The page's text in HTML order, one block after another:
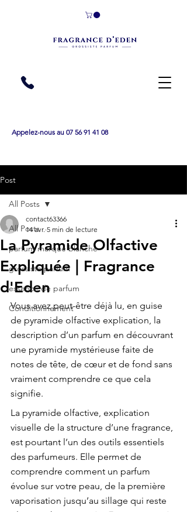
Appelez-nous au 07 56 91 41 08
Post
All Posts
parfum marque blanche
grossiste parfum
essence de parfum
Conditionnement
All Posts
La Pyramide Olfactive
Expliquée | Fragrance
d'Eden
contact63366
14 avr. 5 min de lecture
Vous avez peut-être déjà lu, en guise
de pyramide olfactive explication, la
description d’un parfum en découvrant
une pyramide mystérieuse faite de
notes de tête, de cœur et de fond sans
vraiment comprendre ce que cela
signifie.
La pyramide olfactive, explication
visuelle de la structure d’une fragrance,
est pourtant l’un des outils essentiels
des parfumeurs. Elle permet de
comprendre comment un parfum
évolue sur votre peau, de la première
vaporisation jusqu’au sillage qui reste